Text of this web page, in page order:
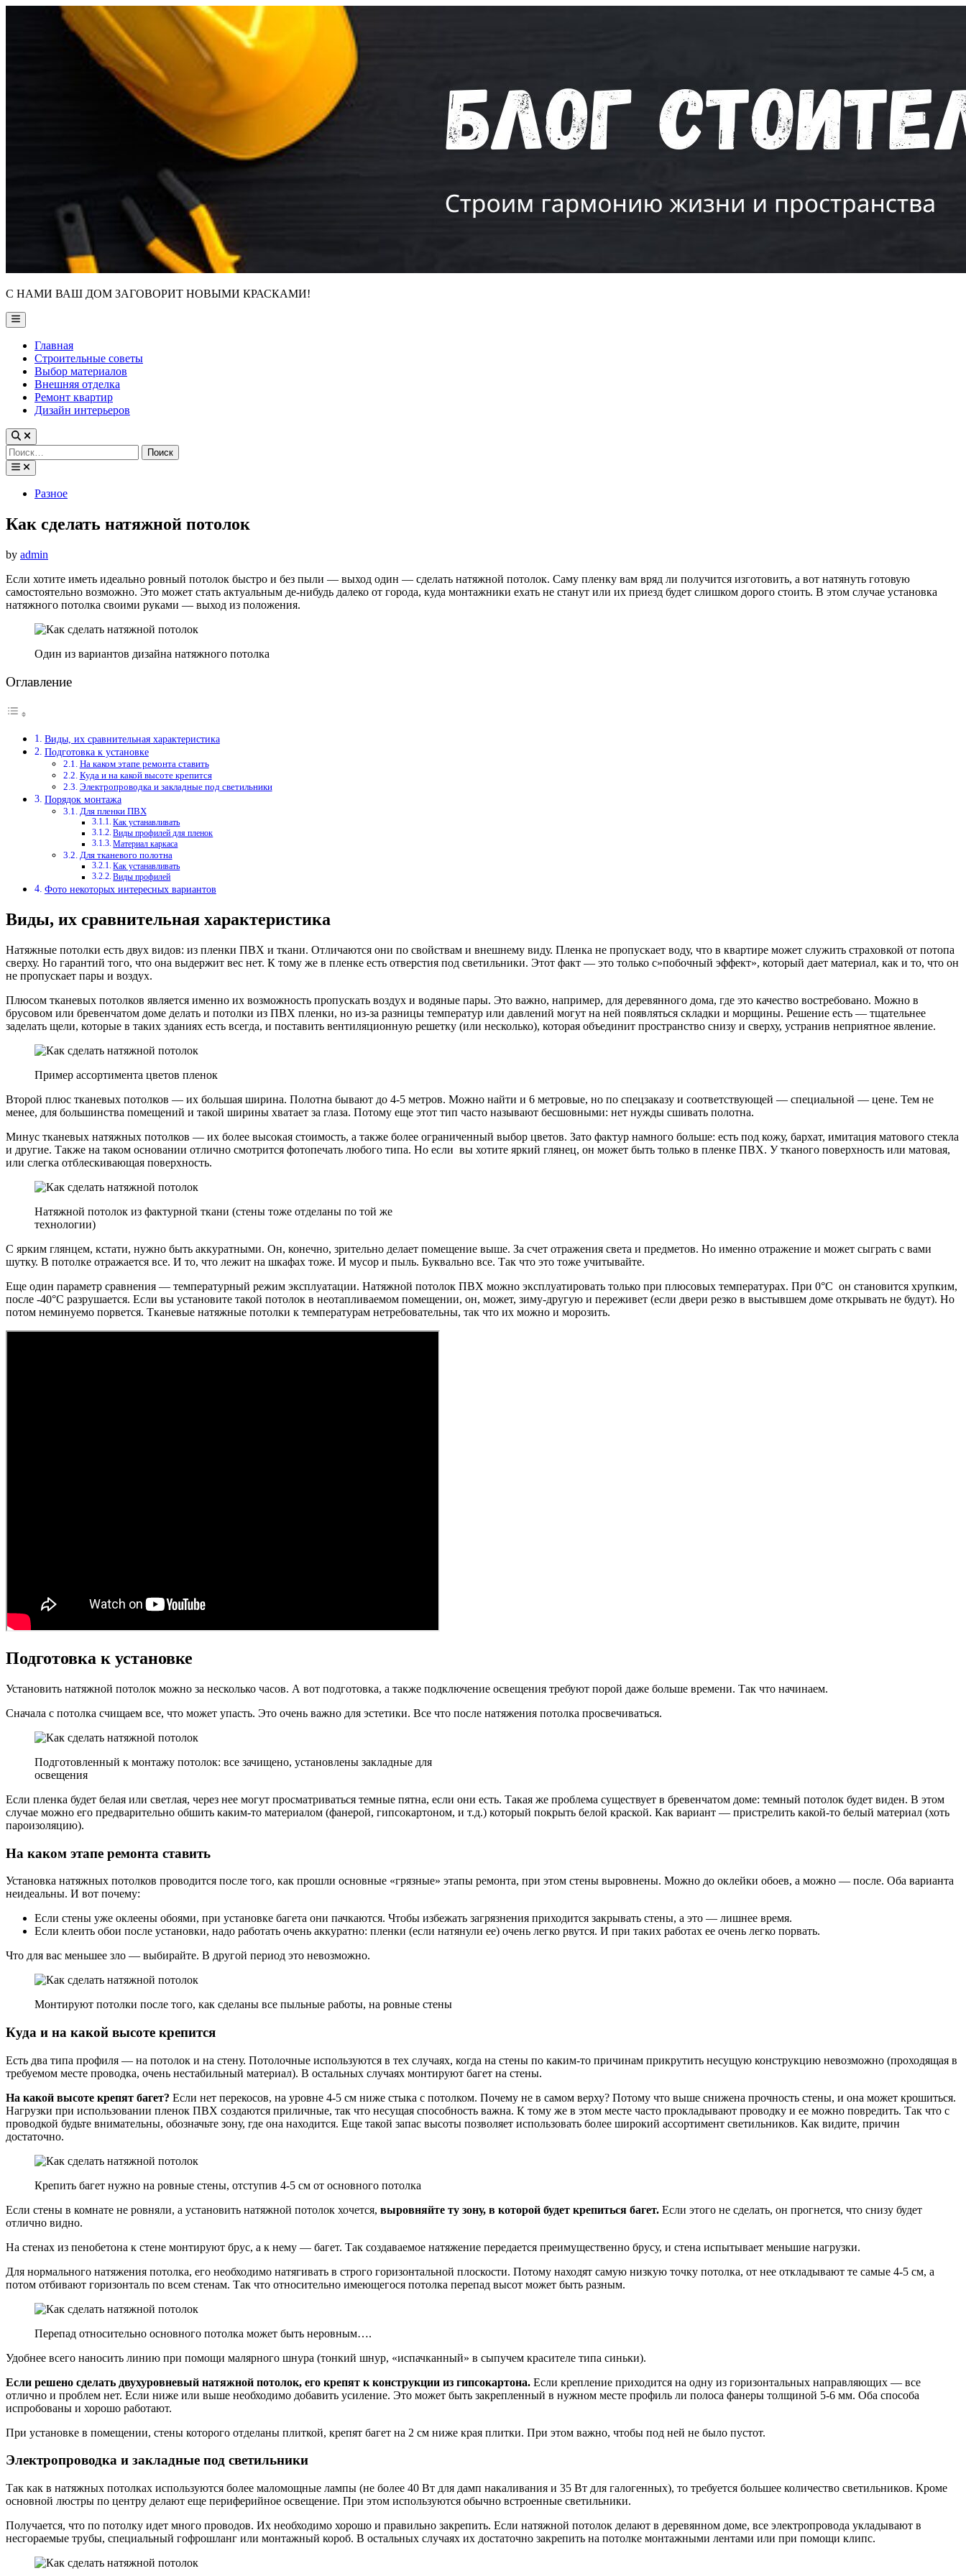
С НАМИ ВАШ ДОМ ЗАГОВОРИТ НОВЫМИ КРАСКАМИ!
Main
Menu
Главная
Строительные советы
Выбор материалов
Внешняя отделка
Ремонт квартир
Дизайн интерьеров
Найти:
PostedРазное
Как сделать натяжной потолок
by admin
Если хотите иметь идеально ровный потолок быстро и без пыли — выход один — сделать натяжной потолок. Саму пленку вам вряд ли получится изготовить, а вот натянуть готовую
самостоятельно возможно. Это может стать актуальным де-нибудь далеко от города, куда монтажники ехать не станут или их приезд будет слишком дорого стоить. В этом случае установка
натяжного потолка своими руками — выход из положения.
Один из вариантов дизайна натяжного потолка
Оглавление
Виды, их сравнительная характеристика
Подготовка к установке
На каком этапе ремонта ставить
Куда и на какой высоте крепится
Электропроводка и закладные под светильники
Порядок монтажа
Для пленки ПВХ
Как устанавливать
Виды профилей для пленок
Материал каркаса
Для тканевого полотна
Как устанавливать
Виды профилей
Фото некоторых интересных вариантов
Виды, их сравнительная характеристика
Натяжные потолки есть двух видов: из пленки ПВХ и ткани. Отличаются они по свойствам и внешнему виду. Пленка не пропускает воду, что в квартире может служить страховкой от потопа
сверху. Но гарантий того, что она выдержит вес нет. К тому же в пленке есть отверстия под светильники. Этот факт — это только с»побочный эффект», который дает материал, как и то, что он
не пропускает пары и воздух.
Плюсом тканевых потолков является именно их возможность пропускать воздух и водяные пары. Это важно, например, для деревянного дома, где это качество востребовано. Можно в
брусовом или бревенчатом доме делать и потолки из ПВХ пленки, но из-за разницы температур или давлений могут на ней появляться складки и морщины. Решение есть — тщательнее
заделать щели, которые в таких зданиях есть всегда, и поставить вентиляционную решетку (или несколько), которая объединит пространство снизу и сверху, устранив неприятное явление.
Пример ассортимента цветов пленок
Второй плюс тканевых потолков — их большая ширина. Полотна бывают до 4-5 метров. Можно найти и 6 метровые, но по спецзаказу и соответствующей — специальной — цене. Тем не
менее, для большинства помещений и такой ширины хватает за глаза. Потому еще этот тип часто называют бесшовными: нет нужды сшивать полотна.
Минус тканевых натяжных потолков — их более высокая стоимость, а также более ограниченный выбор цветов. Зато фактур намного больше: есть под кожу, бархат, имитация матового стекла
и другие. Также на таком основании отлично смотрится фотопечать любого типа. Но если вы хотите яркий глянец, он может быть только в пленке ПВХ. У тканого поверхность или матовая,
или слегка отблескивающая поверхность.
Натяжной потолок из фактурной ткани (стены тоже отделаны по той же
технологии)
С ярким глянцем, кстати, нужно быть аккуратными. Он, конечно, зрительно делает помещение выше. За счет отражения света и предметов. Но именно отражение и может сыграть с вами
шутку. В потолке отражается все. И то, что лежит на шкафах тоже. И мусор и пыль. Буквально все. Так что это тоже учитывайте.
Еще один параметр сравнения — температурный режим эксплуатации. Натяжной потолок ПВХ можно эксплуатировать только при плюсовых температурах. При 0°C он становится хрупким,
после -40°C разрушается. Если вы установите такой потолок в неотапливаемом помещении, он, может, зиму-другую и переживет (если двери резко в выстывшем доме открывать не будут). Но
потом неминуемо порвется. Тканевые натяжные потолки к температурам нетребовательны, так что их можно и морозить.
Подготовка к установке
Установить натяжной потолок можно за несколько часов. А вот подготовка, а также подключение освещения требуют порой даже больше времени. Так что начинаем.
Сначала с потолка счищаем все, что может упасть. Это очень важно для эстетики. Все что после натяжения потолка просвечиваться.
Подготовленный к монтажу потолок: все зачищено, установлены закладные для
освещения
Если пленка будет белая или светлая, через нее могут просматриваться темные пятна, если они есть. Такая же проблема существует в бревенчатом доме: темный потолок будет виден. В этом
случае можно его предварительно обшить каким-то материалом (фанерой, гипсокартоном, и т.д.) который покрыть белой краской. Как вариант — пристрелить какой-то белый материал (хоть
пароизоляцию).
На каком этапе ремонта ставить
Установка натяжных потолков проводится после того, как прошли основные «грязные» этапы ремонта, при этом стены выровнены. Можно до оклейки обоев, а можно — после. Оба варианта
неидеальны. И вот почему:
Если стены уже оклеены обоями, при установке багета они пачкаются. Чтобы избежать загрязнения приходится закрывать стены, а это — лишнее время.
Если клеить обои после установки, надо работать очень аккуратно: пленки (если натянули ее) очень легко рвутся. И при таких работах ее очень легко порвать.
Что для вас меньшее зло — выбирайте. В другой период это невозможно.
Монтируют потолки после того, как сделаны все пыльные работы, на ровные стены
Куда и на какой высоте крепится
Есть два типа профиля — на потолок и на стену. Потолочные используются в тех случаях, когда на стены по каким-то причинам прикрутить несущую конструкцию невозможно (проходящая в
требуемом месте проводка, очень нестабильный материал). В остальных случаях монтируют багет на стены.
На какой высоте крепят багет? Если нет перекосов, на уровне 4-5 см ниже стыка с потолком. Почему не в самом верху? Потому что выше снижена прочность стены, и она может крошиться.
Нагрузки при использовании пленок ПВХ создаются приличные, так что несущая способность важна. К тому же в этом месте часто прокладывают проводку и ее можно повредить. Так что с
проводкой будьте внимательны, обозначьте зону, где она находится. Еще такой запас высоты позволяет использовать более широкий ассортимент светильников. Как видите, причин
достаточно.
Крепить багет нужно на ровные стены, отступив 4-5 см от основного потолка
Если стены в комнате не ровняли, а установить натяжной потолок хочется, выровняйте ту зону, в которой будет крепиться багет. Если этого не сделать, он прогнется, что снизу будет
отлично видно.
На стенах из пенобетона к стене монтируют брус, а к нему — багет. Так создаваемое натяжение передается преимущественно брусу, и стена испытывает меньшие нагрузки.
Для нормального натяжения потолка, его необходимо натягивать в строго горизонтальной плоскости. Потому находят самую низкую точку потолка, от нее откладывают те самые 4-5 см, а
потом отбивают горизонталь по всем стенам. Так что относительно имеющегося потолка перепад высот может быть разным.
Перепад относительно основного потолка может быть неровным….
Удобнее всего наносить линию при помощи малярного шнура (тонкий шнур, «испачканный» в сыпучем красителе типа синьки).
Если решено сделать двухуровневый натяжной потолок, его крепят к конструкции из гипсокартона. Если крепление приходится на одну из горизонтальных направляющих — все
отлично и проблем нет. Если ниже или выше необходимо добавить усиление. Это может быть закрепленный в нужном месте профиль ли полоса фанеры толщиной 5-6 мм. Оба способа
испробованы и хорошо работают.
При установке в помещении, стены которого отделаны плиткой, крепят багет на 2 см ниже края плитки. При этом важно, чтобы под ней не было пустот.
Электропроводка и закладные под светильники
Так как в натяжных потолках используются более маломощные лампы (не более 40 Вт для дамп накаливания и 35 Вт для галогенных), то требуется большее количество светильников. Кроме
основной люстры по центру делают еще периферийное освещение. При этом используются обычно встроенные светильники.
Получается, что по потолку идет много проводов. Их необходимо хорошо и правильно закрепить. Если натяжной потолок делают в деревянном доме, все электропровода укладывают в
несгораемые трубы, специальный гофрошланг или монтажный короб. В остальных случаях их достаточно закрепить на потолке монтажными лентами или при помощи клипс.